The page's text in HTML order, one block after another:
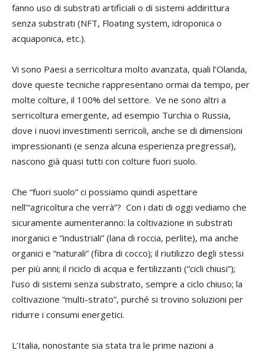
fanno uso di substrati artificiali o di sistemi addirittura
senza substrati (NFT, Floating system, idroponica o
acquaponica, etc.).
Vi sono Paesi a serricoltura molto avanzata, quali l’Olanda,
dove queste tecniche rappresentano ormai da tempo, per
molte colture, il 100% del settore. Ve ne sono altri a
serricoltura emergente, ad esempio Turchia o Russia,
dove i nuovi investimenti serricoli, anche se di dimensioni
impressionanti (e senza alcuna esperienza pregressa!),
nascono già quasi tutti con colture fuori suolo.
Che “fuori suolo” ci possiamo quindi aspettare
nell’“agricoltura che verrà”? Con i dati di oggi vediamo che
sicuramente aumenteranno: la coltivazione in substrati
inorganici e “industriali” (lana di roccia, perlite), ma anche
organici e “naturali” (fibra di cocco); il riutilizzo degli stessi
per più anni; il riciclo di acqua e fertilizzanti (“cicli chiusi”);
l’uso di sistemi senza substrato, sempre a ciclo chiuso; la
coltivazione “multi-strato”, purché si trovino soluzioni per
ridurre i consumi energetici.
L’Italia, nonostante sia stata tra le prime nazioni a